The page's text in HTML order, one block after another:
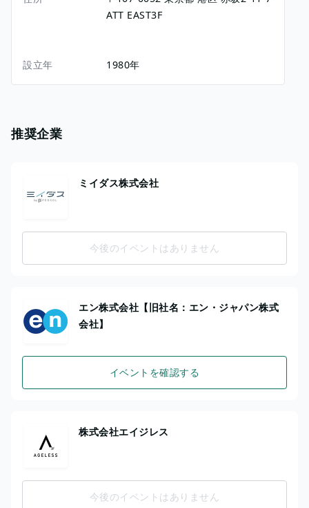
ATT EAST3F
設立年 1980年
推奨企業
ミイダス株式会社
今後のイベントはありません
エン株式会社【旧社名：エン・ジャパン株式
会社】
イベントを確認する
株式会社エイジレス
今後のイベントはありません